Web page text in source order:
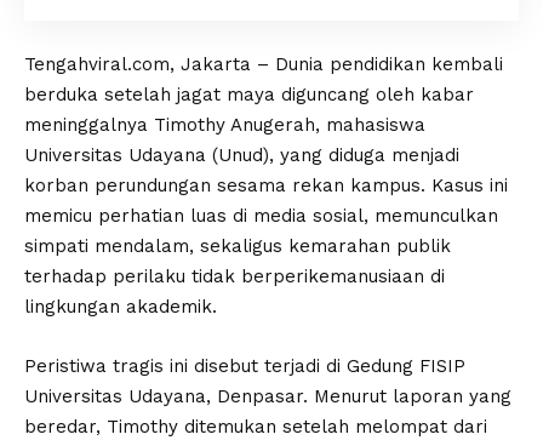
Tengahviral.com, Jakarta – Dunia pendidikan kembali
berduka setelah jagat maya diguncang oleh kabar
meninggalnya Timothy Anugerah, mahasiswa
Universitas Udayana (Unud), yang diduga menjadi
korban perundungan sesama rekan kampus. Kasus ini
memicu perhatian luas di media sosial, memunculkan
simpati mendalam, sekaligus kemarahan publik
terhadap perilaku tidak berperikemanusiaan di
lingkungan akademik.
Peristiwa tragis ini disebut terjadi di Gedung FISIP
Universitas Udayana, Denpasar. Menurut laporan yang
beredar, Timothy ditemukan setelah melompat dari